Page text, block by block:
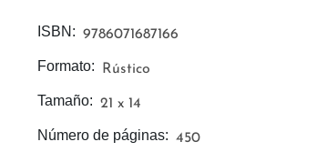
Número de páginas: 450
Tamaño: 21 x 14
Formato: Rústico
ISBN: 9786071687166